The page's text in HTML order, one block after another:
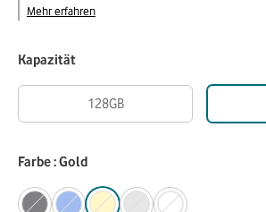
Mehr erfahren
Kapazität
128GB
Farbe : Gold